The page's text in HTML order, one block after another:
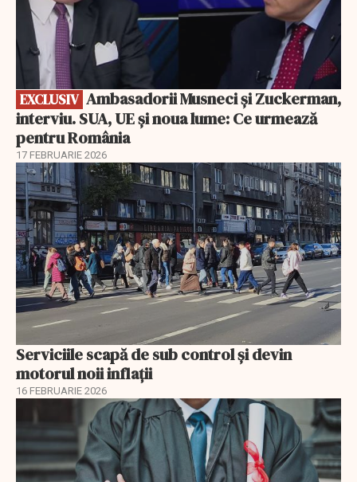
EXCLUSIV
interviu. SUA, UE și noua lume: Ce urmează
pentru România
17 FEBRUARIE 2026
Serviciile scapă de sub control și devin
motorul noii inflații
16 FEBRUARIE 2026